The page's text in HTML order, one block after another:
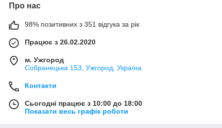
Про нас
98% позитивних з 351 відгука за рік
Працює з 26.02.2020
м. Ужгород
Собранецька 153, Ужгород, Україна
Контакти
Сьогодні працює з 10:00 до 18:00
Показати весь графік роботи